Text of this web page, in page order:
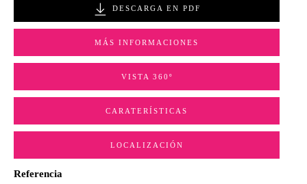
DESCARGA EN PDF
MÁS INFORMACIONES
VISTA 360º
CARATERÍSTICAS
LOCALIZACIÓN
Referencia